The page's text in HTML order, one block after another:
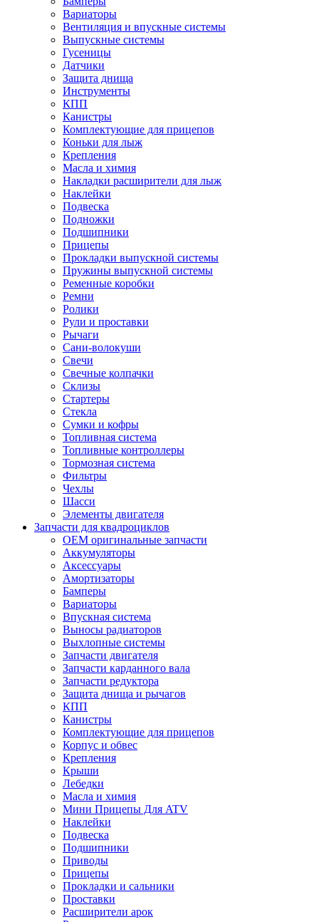
Вариаторы
Вентиляция и впускные системы
Выпускные системы
Гусеницы
Датчики
Защита днища
Инструменты
КПП
Канистры
Комплектующие для прицепов
Коньки для лыж
Крепления
Масла и химия
Накладки расширители для лыж
Наклейки
Подвеска
Подножки
Подшипники
Прицепы
Прокладки выпускной системы
Пружины выпускной системы
Ременные коробки
Ремни
Ролики
Рули и проставки
Рычаги
Сани-волокуши
Свечи
Свечные колпачки
Склизы
Стартеры
Стекла
Сумки и кофры
Топливная система
Топливные контроллеры
Тормозная система
Фильтры
Чехлы
Шасси
Элементы двигателя
Запчасти для квадроциклов
OEM оригинальные запчасти
Аккумуляторы
Аксессуары
Амортизаторы
Бамперы
Вариаторы
Впускная система
Выносы радиаторов
Выхлопные системы
Запчасти двигателя
Запчасти карданного вала
Запчасти редуктора
Защита днища и рычагов
КПП
Канистры
Комплектующие для прицепов
Корпус и обвес
Крепления
Крыши
Лебедки
Масла и химия
Мини Прицепы Для ATV
Наклейки
Подвеска
Подшипники
Приводы
Прицепы
Прокладки и сальники
Проставки
Расширители арок